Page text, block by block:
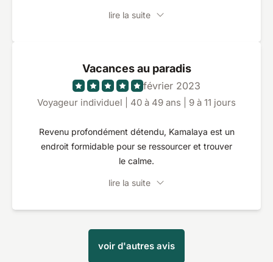
lire la suite
Vacances au paradis
février 2023
Voyageur individuel | 40 à 49 ans | 9 à 11 jours
Revenu profondément détendu, Kamalaya est un
endroit formidable pour se ressourcer et trouver
le calme.
lire la suite
voir d'autres avis